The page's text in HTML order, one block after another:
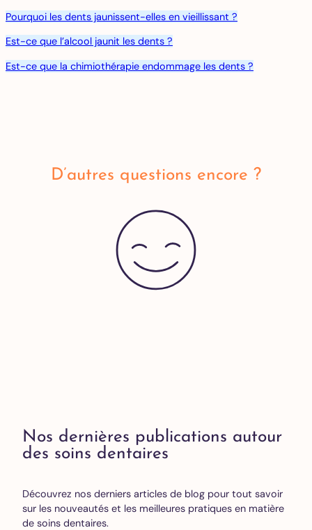
Pourquoi les dents jaunissent-elles en vieillissant ?
Est-ce que l’alcool jaunit les dents ?
Est-ce que la chimiothérapie endommage les dents ?
D’autres questions encore ?
Nos dernières publications autour
des soins dentaires
Découvrez nos derniers articles de blog pour tout savoir
sur les nouveautés et les meilleures pratiques en matière
de soins dentaires.